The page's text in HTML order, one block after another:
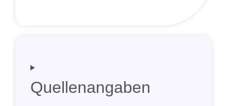
Quellenangaben